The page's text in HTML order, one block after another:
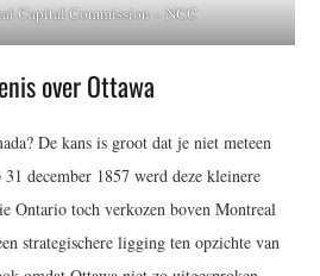
Capital Commission – NCC
over Ottawa
De kans is groot dat je niet meteen
december 1857 werd deze kleinere
Ontario toch verkozen boven Montreal
strategischere ligging ten opzichte van